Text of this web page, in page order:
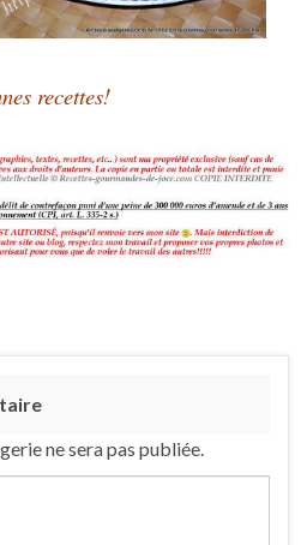
recettes!
ne sera pas publiée.